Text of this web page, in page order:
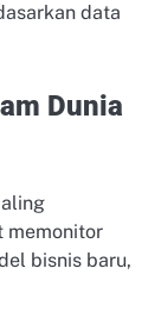
data
Dunia
memonitor
bisnis baru,